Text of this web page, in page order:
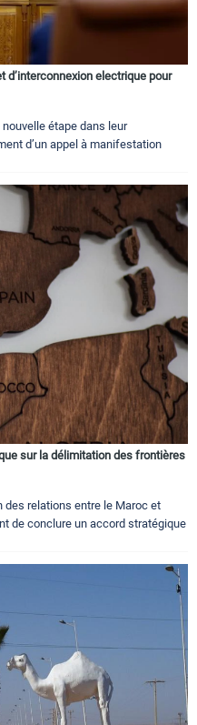
d’interconnexion electrique pour
étape dans leur
d’un appel à manifestation
sur la délimitation des frontières
des relations entre le Maroc et
de conclure un accord stratégique